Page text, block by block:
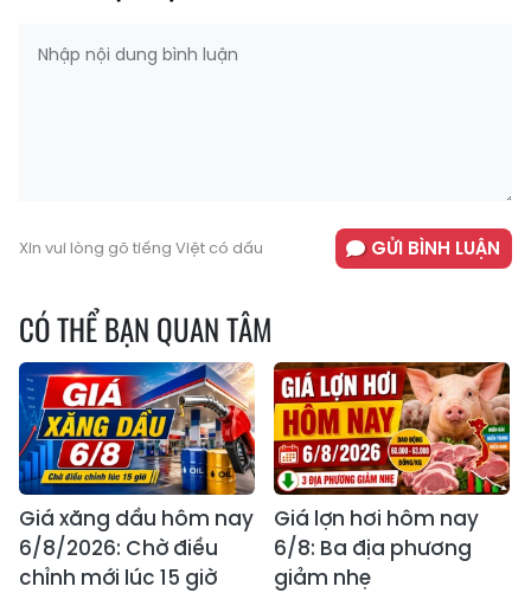
Xin vui lòng gõ tiếng Việt có dấu GỬI BÌNH LUẬN
CÓ THỂ BẠN QUAN TÂM
Giá xăng dầu hôm nay
6/8/2026: Chờ điều
chỉnh mới lúc 15 giờ
Giá lợn hơi hôm nay
6/8: Ba địa phương
giảm nhẹ